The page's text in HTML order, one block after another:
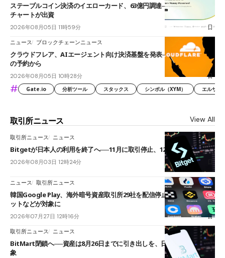
ステーブルコイン決済のイエローカード、63億円調達──ソニーやスタン
チャートが出資
2026年08月05日 11時59分
ニュース ブロックチェーンニュース
クラウドフレア、AIエージェント向け決済基盤を発表──まずハンドル名
の予約から
2026年08月05日 10時28分
# Gate.io 分析ツール スタックス シンボル（XYM） エルサル
取引所ニュース View All
取引所ニュース ニュース
Bitgetが日本人の利用を終了へ──11月に取引停止、12月末に強制決済
2026年08月03日 12時24分
ニュース 取引所ニュース
韓国Google Play、海外暗号資産取引所29社を配信停止──OKXやバイビ
ットなどが対象に
2026年07月27日 12時16分
取引所ニュース ニュース
BitMart閉鎖へ──資産は8月26日までに引き出しを、日本人利用者も対
象